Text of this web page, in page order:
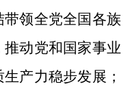
领全党全国各族
动党和国家事业
产力稳步发展；